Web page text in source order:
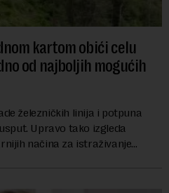
kartom obići celu
od najboljih mogućih
železničkih linija i potpuna
Upravo tako izgleda
načina za istraživanje